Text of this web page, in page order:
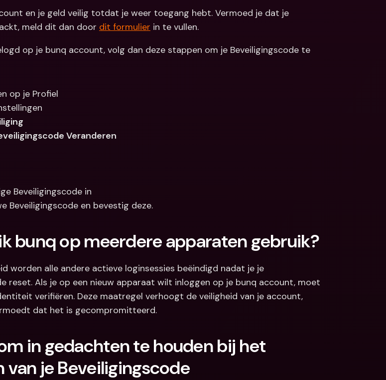
en je geld veilig totdat je weer toegang hebt. Vermoed je dat je
meld dit dan door dit formulier in te vullen.
op je bunq account, volg dan deze stappen om je Beveiligingscode te
op je Profiel
Veranderen
Beveiligingscode in
Beveiligingscode en bevestig deze.
bunq op meerdere apparaten gebruik?
worden alle andere actieve loginsessies beëindigd nadat je je
reset. Als je op een nieuw apparaat wilt inloggen op je bunq account, moet
verifiëren. Deze maatregel verhoogt de veiligheid van je account,
dat het is gecompromitteerd.
in gedachten te houden bij het
van je Beveiligingscode